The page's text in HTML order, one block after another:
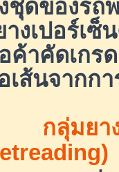
ชุดของร
างเปอร์เ
ค้าคัดเกร
เส้นจากก
กลุ่มยา